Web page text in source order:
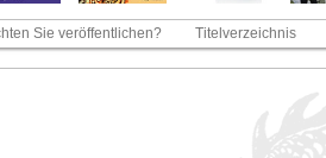
Sie veröffentlichen? Titelverzeichnis